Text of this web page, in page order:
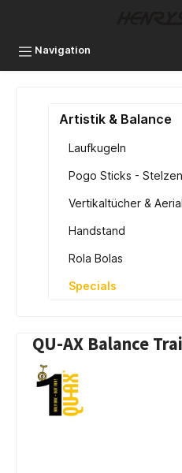
Navigation
Artistik & Balance
Laufkugeln
Pogo Sticks -
Vertikaltücher &
Handstand
Rola Bolas
Specials
QU-AX Balance